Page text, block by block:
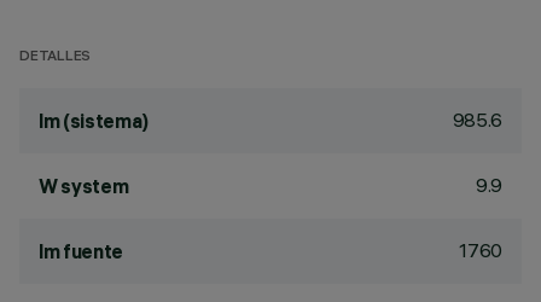
DETALLES
lm (sistema) 985.6
W system 9.9
lm fuente 1760